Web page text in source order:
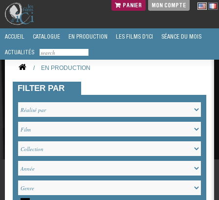
PANIER MON COMPTE
ACCUEIL CATALOGUE EN PRODUCTION LES FILMS D'ICI SÉANCE DU MOIS
ACTUALITÉS
/ EN PRODUCTION
FILTER PAR